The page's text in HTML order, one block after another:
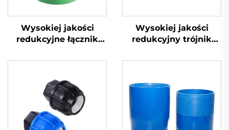
Wysokiej jakości
redukcyjne łącznik
wody
Wysokiej jakości
redukcyjny trójnik
wody